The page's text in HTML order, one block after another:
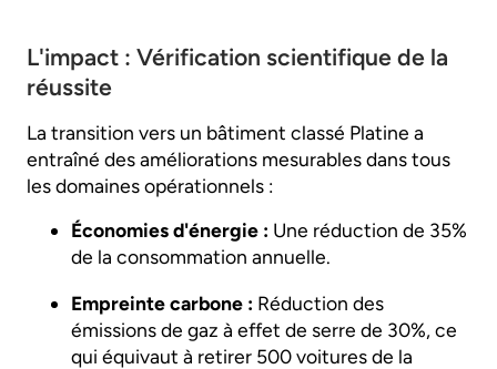
L'impact : Vérification scientifique de la
réussite
La transition vers un bâtiment classé Platine a
entraîné des améliorations mesurables dans tous
les domaines opérationnels :
Économies d'énergie : Une réduction de 35%
de la consommation annuelle.
Empreinte carbone : Réduction des
émissions de gaz à effet de serre de 30%, ce
qui équivaut à retirer 500 voitures de la